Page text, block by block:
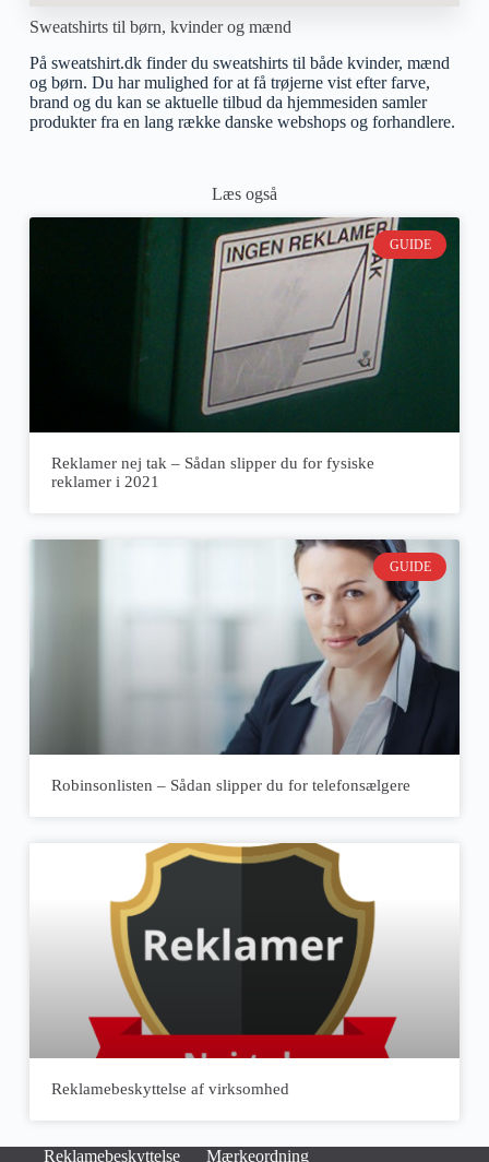
Sweatshirts til børn, kvinder og mænd
På sweatshirt.dk finder du sweatshirts til både kvinder, mænd
og børn. Du har mulighed for at få trøjerne vist efter farve,
brand og du kan se aktuelle tilbud da hjemmesiden samler
produkter fra en lang række danske webshops og forhandlere.
Læs også
GUIDE
Reklamer nej tak – Sådan slipper du for fysiske
reklamer i 2021
GUIDE
Robinsonlisten – Sådan slipper du for telefonsælgere
Reklamebeskyttelse af virksomhed
Reklamebeskyttelse Mærkeordning